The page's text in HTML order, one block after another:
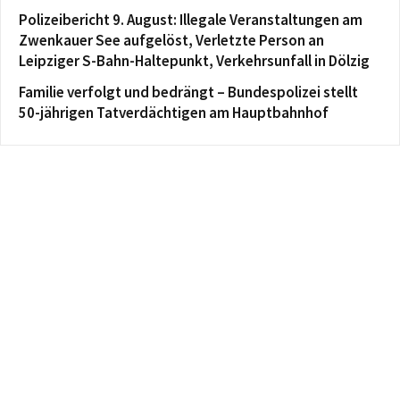
Polizeibericht 9. August: Illegale Veranstaltungen am
Zwenkauer See aufgelöst, Verletzte Person an
Leipziger S-Bahn-Haltepunkt, Verkehrsunfall in Dölzig
Familie verfolgt und bedrängt – Bundespolizei stellt
50-jährigen Tatverdächtigen am Hauptbahnhof